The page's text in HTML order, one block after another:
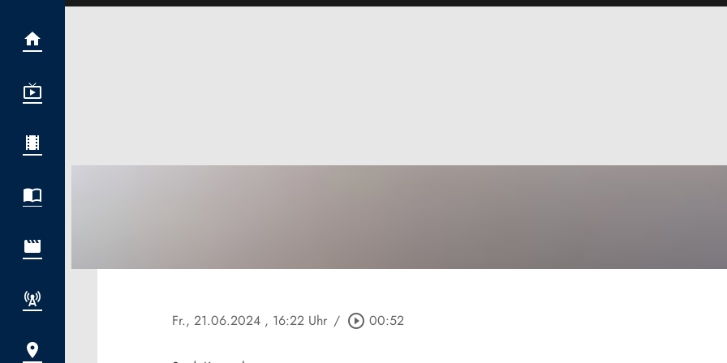
Fr., 21.06.2024 , 16:22 Uhr / play_circle_outline 00:52